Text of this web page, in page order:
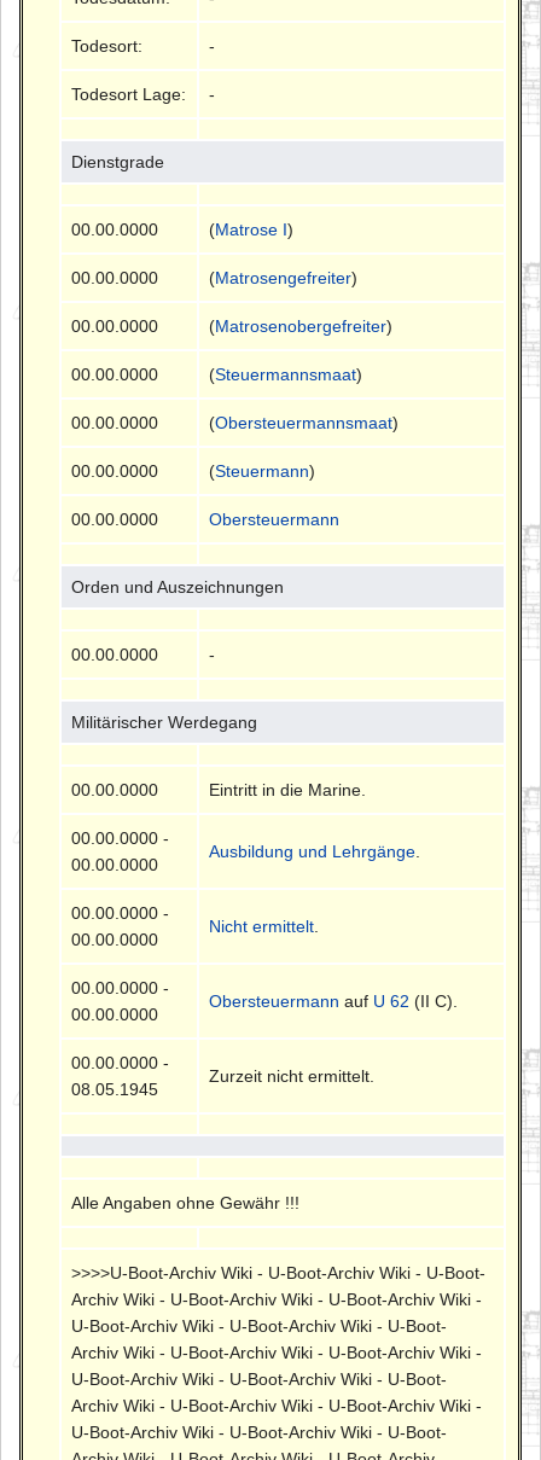
Todesort: -
Todesort Lage: -
Dienstgrade
00.00.0000 (Matrose I)
00.00.0000 (Matrosengefreiter)
00.00.0000 (Matrosenobergefreiter)
00.00.0000 (Steuermannsmaat)
00.00.0000 (Obersteuermannsmaat)
00.00.0000 (Steuermann)
00.00.0000 Obersteuermann
Orden und Auszeichnungen
00.00.0000 -
Militärischer Werdegang
00.00.0000 Eintritt in die Marine.
00.00.0000 -
00.00.0000
Ausbildung und Lehrgänge
00.00.0000 -
00.00.0000
Nicht ermittelt
00.00.0000 -
00.00.0000
Obersteuermann auf U 62 (II C).
00.00.0000 -
08.05.1945
Zurzeit nicht ermittelt.
Alle Angaben ohne Gewähr !!!
>>>>U-Boot-Archiv Wiki - U-Boot-Archiv Wiki - U-Boot-
Archiv Wiki - U-Boot-Archiv Wiki - U-Boot-Archiv Wiki -
U-Boot-Archiv Wiki - U-Boot-Archiv Wiki - U-Boot-
Archiv Wiki - U-Boot-Archiv Wiki - U-Boot-Archiv Wiki -
U-Boot-Archiv Wiki - U-Boot-Archiv Wiki - U-Boot-
Archiv Wiki - U-Boot-Archiv Wiki - U-Boot-Archiv Wiki -
U-Boot-Archiv Wiki - U-Boot-Archiv Wiki - U-Boot-